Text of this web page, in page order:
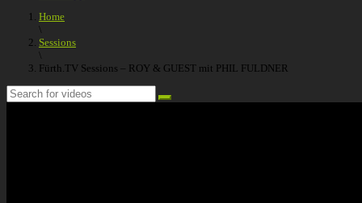
Home
\
Sessions
\
Fürth.TV Sessions – ROY & GUEST mit PHIL FULDNER